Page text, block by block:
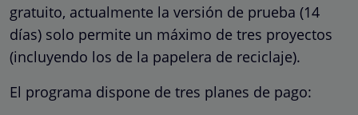
gratuito, actualmente la versión de prueba (14
días) solo permite un máximo de tres proyectos
(incluyendo los de la papelera de reciclaje).
El programa dispone de tres planes de pago: